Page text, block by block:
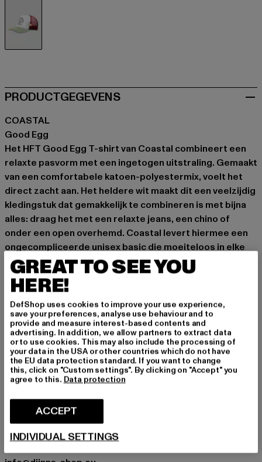
PRODUCTGEGEVENS
COASTAL
Good Egg
Het HFT Good Egg T-shirt van Coastal combineert een
relaxte pasvorm met een ingetogen uitstraling. Gemaakt
van een comfortabele katoen-polyestermix, voelt het
direct zacht aan. Het heldere wit maakt dit een veelzijdig
kledingstuk dat gemakkelijk te combineren is met bijna
alles: draag het met een relaxte jeans, een chino of
onder een open overhemd. Coastal levert hiermee een
ongecompliceerde unisex basic die moeiteloos in elke
stijl past. Een item dat je met plezier keer op keer zult
dragen.
Gelegenheid: Alledaags
Soorten sluitingen: Knoopsluiting
Details: Steek, Vochtabsorberende stretch zweetband,
Gaas
Merk: Coastal
Kategori: Trucker
Kleur: weiß, braun
Materiële samenstelling: 60% Katoen, 40% Polyester
Art.Nr: 1006135-01290
GREAT TO SEE YOU
HERE!
DefShop uses cookies to improve your use experience,
save your preferences, analyse use behaviour and to
provide and measure interest-based contents and
advertising. In addition, we allow partners to extract data
or to use cookies. This may also include the processing of
your data in the USA or other countries which do not have
the EU data protection standard. If you want to change
this, click on "Custom settings". By clicking on "Accept" you
agree to this. Data protection
ACCEPT
INDIVIDUAL SETTINGS